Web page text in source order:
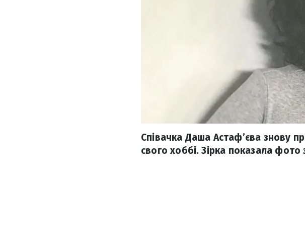
Співачка Даша Астаф’єва знову
свого хоббі. Зірка показала фото